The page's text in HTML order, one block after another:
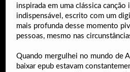
inspirada em uma clássica
indispensável, escrito com um
mais profunda desse momento
pessoas, mesmo nas
Quando mergulhei no mundo de
baixar epub estavam